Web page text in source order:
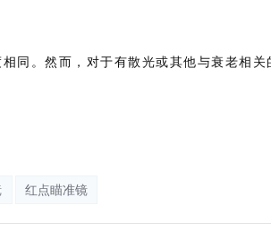
同。然而，对于有散光或其他与衰老相
红点瞄准镜